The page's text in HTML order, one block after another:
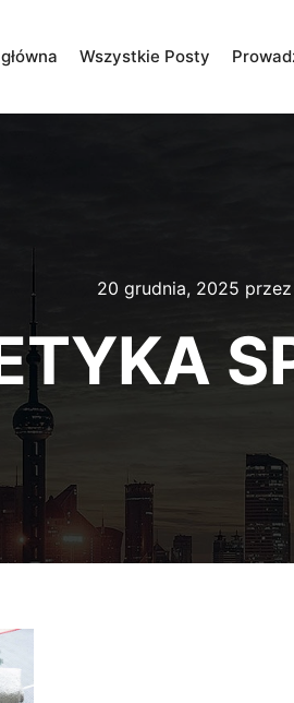
Wszystkie Posty
20 grudnia, 2025 przez